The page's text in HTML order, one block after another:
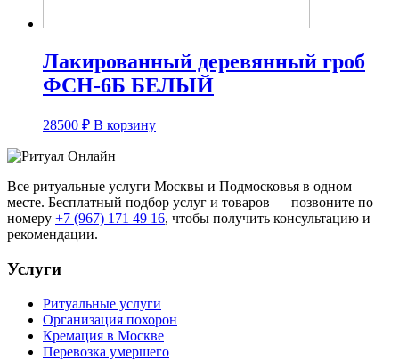
Лакированный деревянный гроб
ФСН-6Б БЕЛЫЙ
28500 ₽ В корзину
Все ритуальные услуги Москвы и Подмосковья в одном
месте. Бесплатный подбор услуг и товаров — позвоните по
номеру +7 (967) 171 49 16, чтобы получить консультацию и
рекомендации.
Услуги
Ритуальные услуги
Организация похорон
Кремация в Москве
Перевозка умершего